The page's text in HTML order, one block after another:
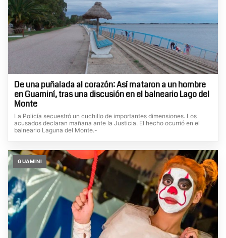
De una puñalada al corazón: Así mataron a un hombre
en Guaminí, tras una discusión en el balneario Lago del
Monte
La Policía secuestró un cuchillo de importantes dimensiones. Los
acusados declaran mañana ante la Justicia. El hecho ocurrió en el
balneario Laguna del Monte.-
GUAMINI